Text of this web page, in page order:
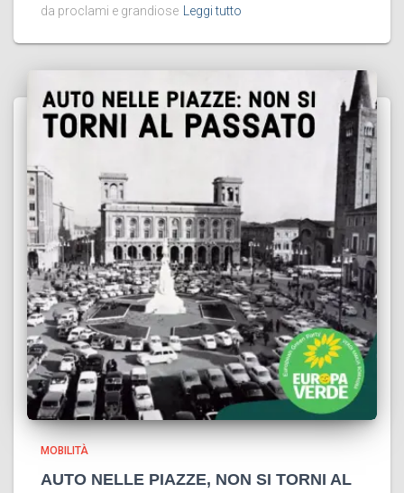
da proclami e grandiose
Leggi tutto
MOBILITÀ
AUTO NELLE PIAZZE, NON SI TORNI AL